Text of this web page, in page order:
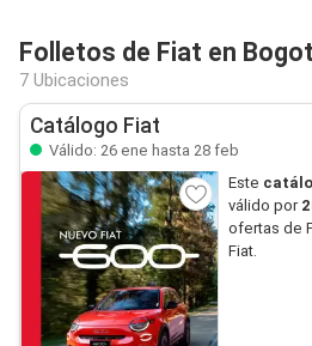
Folletos de Fiat en
7 Ubicaciones
Catálogo Fiat
Válido: 26 ene hasta 28 feb
Este
válido por
ofertas de
Fiat.